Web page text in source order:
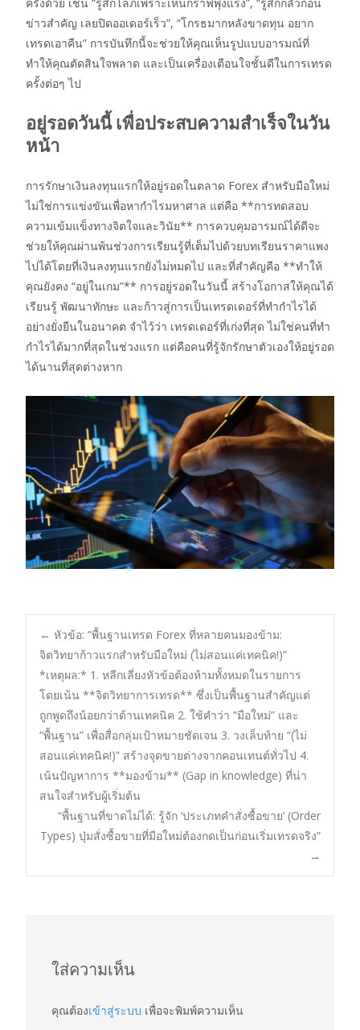
ข่าวสำคัญ เลยปิดออเดอร์เร็ว”, “โกรธมากหลังขาดทุน อยาก
เทรดเอาคืน” การบันทึกนี้จะช่วยให้คุณเห็นรูปแบบอารมณ์ที่
ทำให้คุณตัดสินใจพลาด และเป็นเครื่องเตือนใจชั้นดีในการเทรด
ครั้งต่อๆ ไป
อยู่รอดวันนี้ เพื่อประสบความสำเร็จในวัน
หน้า
การรักษาเงินลงทุนแรกให้อยู่รอดในตลาด Forex สำหรับมือใหม่
ไม่ใช่การแข่งขันเพื่อหากำไรมหาศาล แต่คือ **การทดสอบ
ความเข้มแข็งทางจิตใจและวินัย** การควบคุมอารมณ์ได้ดีจะ
ช่วยให้คุณผ่านพ้นช่วงการเรียนรู้ที่เต็มไปด้วยบทเรียนราคาแพง
ไปได้โดยที่เงินลงทุนแรกยังไม่หมดไป และที่สำคัญคือ **ทำให้
คุณยังคง “อยู่ในเกม”** การอยู่รอดในวันนี้ สร้างโอกาสให้คุณได้
เรียนรู้ พัฒนาทักษะ และก้าวสู่การเป็นเทรดเดอร์ที่ทำกำไรได้
อย่างยั่งยืนในอนาคต จำไว้ว่า เทรดเดอร์ที่เก่งที่สุด ไม่ใช่คนที่ทำ
กำไรได้มากที่สุดในช่วงแรก แต่คือคนที่รู้จักรักษาตัวเองให้อยู่รอด
ได้นานที่สุดต่างหาก
Post
navigation
← หัวข้อ: “พื้นฐานเทรด Forex ที่หลายคนมองข้าม:
จิตวิทยาก้าวแรกสำหรับมือใหม่ (ไม่สอนแค่เทคนิค!)”
*เหตุผล:* 1. หลีกเลี่ยงหัวข้อต้องห้ามทั้งหมดในรายการ
โดยเน้น **จิตวิทยาการเทรด** ซึ่งเป็นพื้นฐานสำคัญแต่
ถูกพูดถึงน้อยกว่าด้านเทคนิค 2. ใช้คำว่า “มือใหม่” และ
“พื้นฐาน” เพื่อสื่อกลุ่มเป้าหมายชัดเจน 3. วงเล็บท้าย “(ไม่
สอนแค่เทคนิค!)” สร้างจุดขายต่างจากคอนเทนต์ทั่วไป 4.
เน้นปัญหาการ **มองข้าม** (Gap in knowledge) ที่น่า
สนใจสำหรับผู้เริ่มต้น
“พื้นฐานที่ขาดไม่ได้: รู้จัก ‘ประเภทคำสั่งซื้อขาย’ (Order
Types) ปุ่มสั่งซื้อขายที่มือใหม่ต้องกดเป็นก่อนเริ่มเทรดจริง”
→
ใส่ความเห็น
คุณต้องเข้าสู่ระบบ เพื่อจะพิมพ์ความเห็น